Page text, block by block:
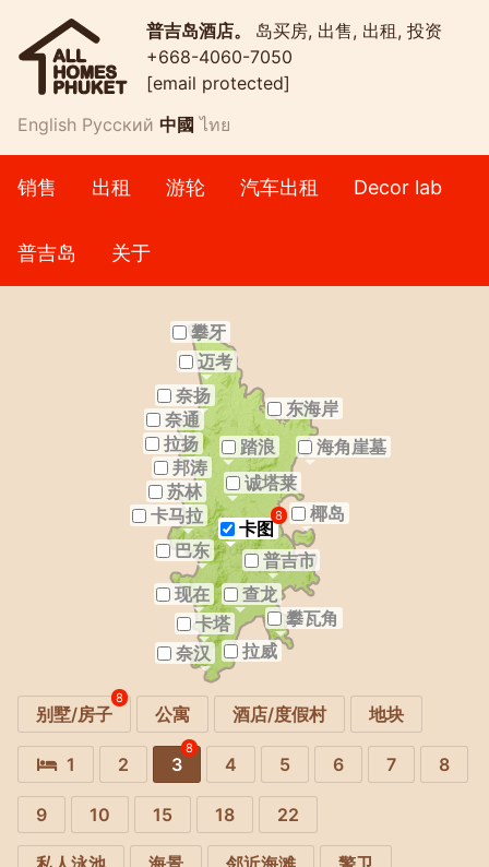
普吉岛酒店。 岛买房, 出售, 出租, 投资
+668-4060-7050
[email protected]
English Русский 中國 ไทย
销售 出租 游轮 汽车出租 Decor lab
普吉岛 关于
攀牙
迈考
奈扬
东海岸
奈通
拉扬
踏浪
邦涛
海角崖墓
诚塔莱
苏林
卡马拉
椰岛
卡图
8
巴东
普吉市
查龙
现在
攀瓦角
卡塔
拉威
奈汉
别墅/房子
8
公寓 酒店/度假村 地块
1 2 3
8
4 5 6 7 8
9 10 15 18 22